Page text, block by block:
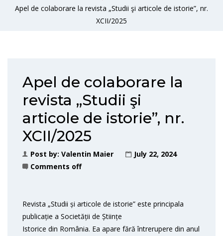
Apel de colaborare la revista „Studii şi articole de istorie”, nr.
XCII/2025
Apel de colaborare la
revista „Studii şi
articole de istorie”, nr.
XCII/2025
Post by: Valentin Maier
July 22, 2024
Comments off
Revista „Studii și articole de istorie” este principala
publicație a Societății de Științe
Istorice din România. Ea apare fără întrerupere din anul